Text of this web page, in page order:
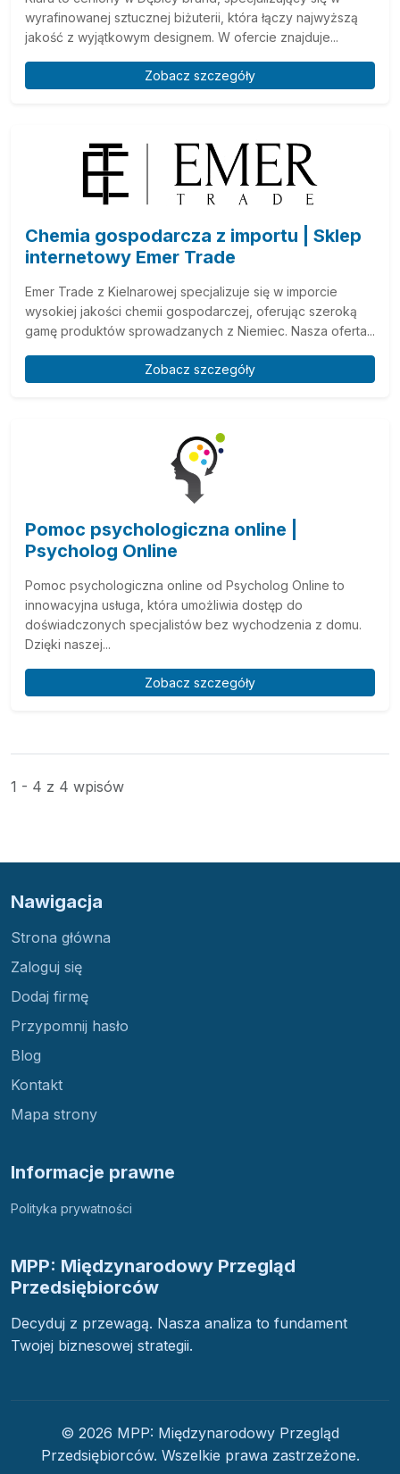
wyrafinowanej sztucznej biżuterii, która łączy najwyższą
jakość z wyjątkowym designem. W ofercie znajduje...
Zobacz szczegóły
Chemia gospodarcza z importu | Sklep
internetowy Emer Trade
Emer Trade z Kielnarowej specjalizuje się w imporcie
wysokiej jakości chemii gospodarczej, oferując szeroką
gamę produktów sprowadzanych z Niemiec. Nasza oferta...
Zobacz szczegóły
Pomoc psychologiczna online |
Psycholog Online
Pomoc psychologiczna online od Psycholog Online to
innowacyjna usługa, która umożliwia dostęp do
doświadczonych specjalistów bez wychodzenia z domu.
Dzięki naszej...
Zobacz szczegóły
1 - 4 z 4 wpisów
Nawigacja
Strona główna
Zaloguj się
Dodaj firmę
Przypomnij hasło
Blog
Kontakt
Mapa strony
Informacje prawne
Polityka prywatności
MPP: Międzynarodowy Przegląd
Przedsiębiorców
Decyduj z przewagą. Nasza analiza to fundament
Twojej biznesowej strategii.
© 2026 MPP: Międzynarodowy Przegląd
Przedsiębiorców. Wszelkie prawa zastrzeżone.